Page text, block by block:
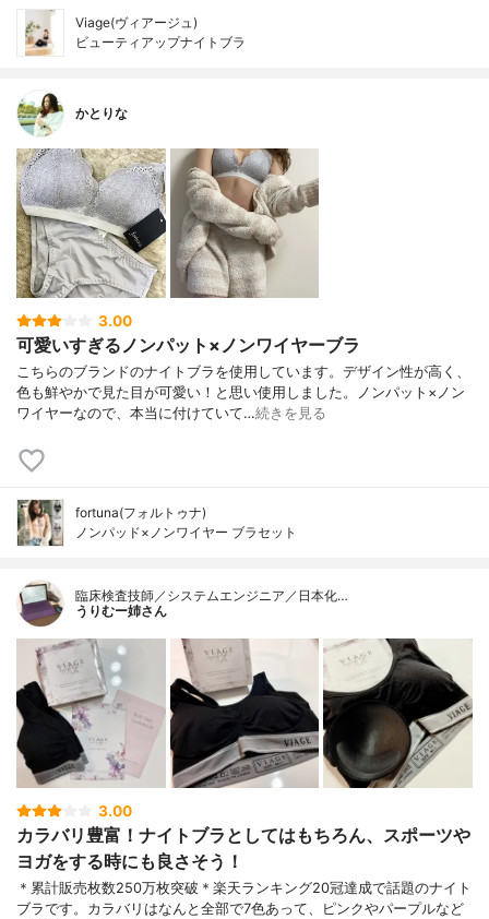
Viage(ヴィアージュ)
ビューティアップナイトブラ
かとりな
3.00
可愛いすぎるノンパット×ノンワイヤーブラ
こちらのブランドのナイトブラを使用しています。デザイン性が高く、
色も鮮やかで見た目が可愛い！と思い使用しました。ノンパット×ノン
ワイヤーなので、本当に付けていて…続きを見る
fortuna(フォルトゥナ)
ノンパッド×ノンワイヤー ブラセット
臨床検査技師／システムエンジニア／日本化…
うりむー姉さん
3.00
カラバリ豊富！ナイトブラとしてはもちろん、スポーツや
ヨガをする時にも良さそう！
＊累計販売枚数250万枚突破＊楽天ランキング20冠達成で話題のナイト
ブラです。カラバリはなんと全部で7色あって、ピンクやパープルなど